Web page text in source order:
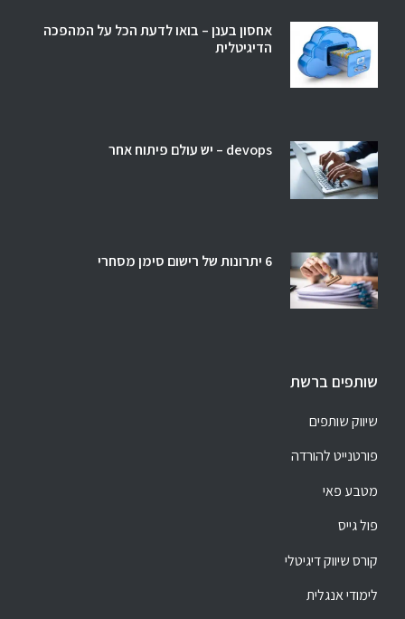
אחסון בענן – בואו לדעת הכל על המהפכה
הדיגיטלית
devops – יש עולם פיתוח אחר
6 יתרונות של רישום סימן מסחרי
שותפים ברשת
שיווק שותפים
פורטנייט להורדה
מטבע פאי
פול גייס
קורס שיווק דיגיטלי
לימודי אנגלית